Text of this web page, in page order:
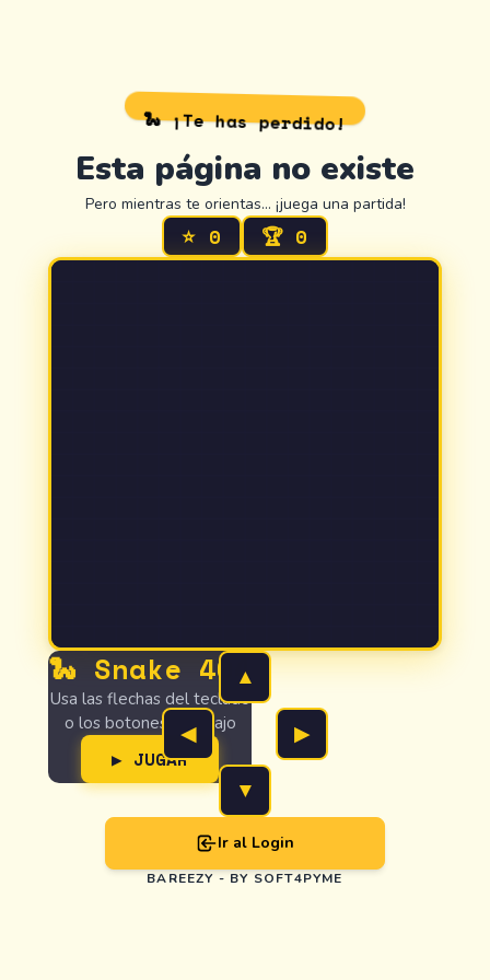
🐍 ¡Te has perdido!
Esta página no existe
Pero mientras te orientas… ¡juega una partida!
⭐ 0 🏆 0
🐍 Snake 404
Usa las flechas del teclado
o los botones de abajo
▶ JUGAR
▲
◀
▶
▼
Ir al Login
BAREEZY - BY SOFT4PYME